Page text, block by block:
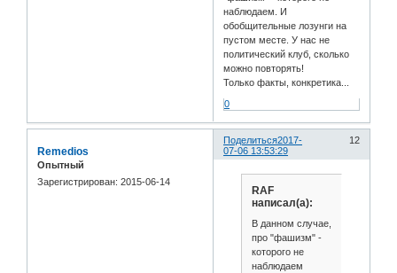
наблюдаем. И
обобщительные лозунги на
пустом месте. У нас не
политический клуб, сколько
можно повторять!
Только факты, конкретика...
0
Поделиться 12
2017-
07-06 13:53:29
Remedios
Опытный
Зарегистрирован: 2015-06-14
RAF
написал(а):
В данном случае,
про "фашизм" -
которого не
наблюдаем